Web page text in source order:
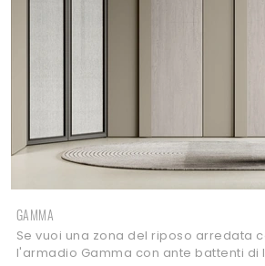
GAMMA
Se vuoi una zona del riposo arredata
l'armadio Gamma con ante battenti di